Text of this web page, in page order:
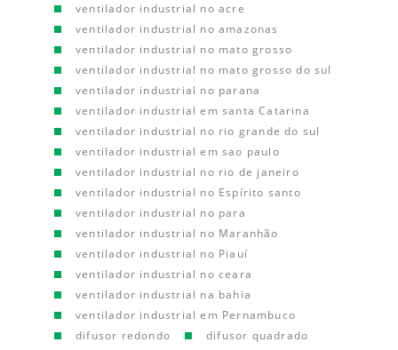
ventilador industrial no acre
ventilador industrial no amazonas
ventilador industrial no mato grosso
ventilador industrial no mato grosso do sul
ventilador industrial no parana
ventilador industrial em santa Catarina
ventilador industrial no rio grande do sul
ventilador industrial em sao paulo
ventilador industrial no rio de janeiro
ventilador industrial no Espírito santo
ventilador industrial no para
ventilador industrial no Maranhão
ventilador industrial no Piauí
ventilador industrial no ceara
ventilador industrial na bahia
ventilador industrial em Pernambuco
difusor redondo
difusor quadrado